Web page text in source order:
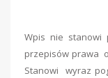
Wpis nie stanowi
przepisów prawa
Stanowi wyraz